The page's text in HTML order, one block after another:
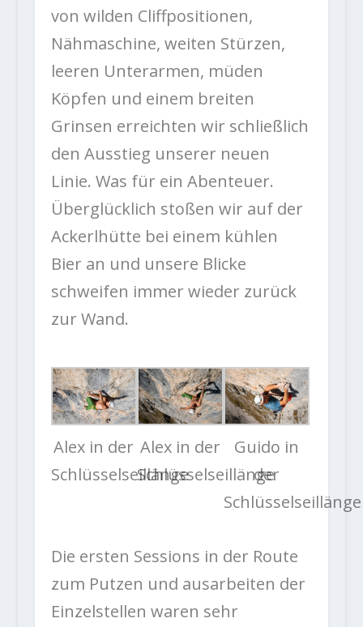
von wilden Cliffpositionen,
Nähmaschine, weiten Stürzen,
leeren Unterarmen, müden
Köpfen und einem breiten
Grinsen erreichten wir schließlich
den Ausstieg unserer neuen
Linie. Was für ein Abenteuer.
Überglücklich stoßen wir auf der
Ackerlhütte bei einem kühlen
Bier an und unsere Blicke
schweifen immer wieder zurück
zur Wand.
Alex in der
Schlüsselseillänge
Alex in der
Schlüsselseillänge
Guido in
der
Schlüsselseillänge
Die ersten Sessions in der Route
zum Putzen und ausarbeiten der
Einzelstellen waren sehr